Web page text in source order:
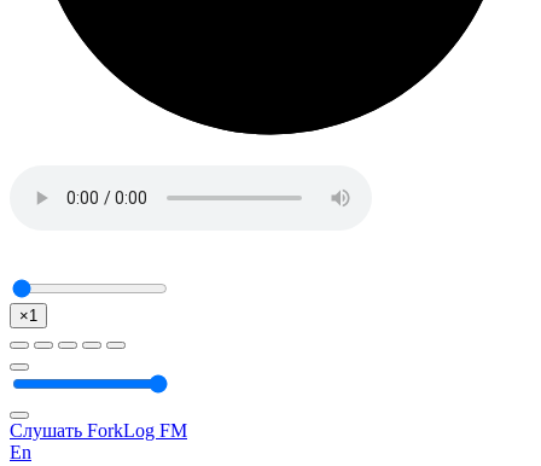
×1
Слушать ForkLog FM
En